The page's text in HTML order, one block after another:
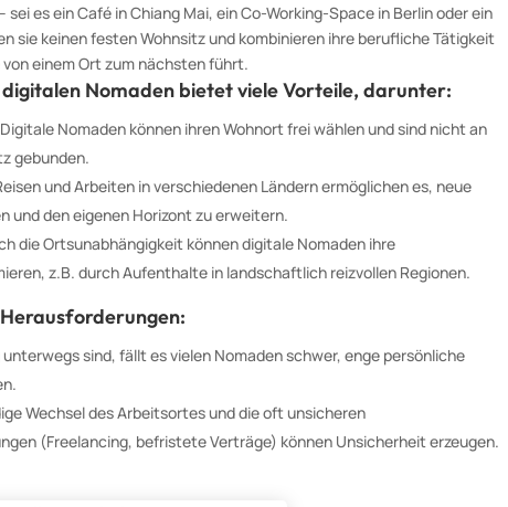
es ein Café in Chiang Mai, ein Co-Working-Space in Berlin oder ein
sie keinen festen Wohnsitz und kombinieren ihre berufliche Tätigkeit
einem Ort zum nächsten führt.
digitalen Nomaden bietet viele Vorteile, darunter:
Nomaden können ihren Wohnort frei wählen und sind nicht an
gebunden.
und Arbeiten in verschiedenen Ländern ermöglichen es, neue
und den eigenen Horizont zu erweitern.
die Ortsunabhängigkeit können digitale Nomaden ihre
z.B. durch Aufenthalte in landschaftlich reizvollen Regionen.
sind, fällt es vielen Nomaden schwer, enge persönliche
Wechsel des Arbeitsortes und die oft unsicheren
(Freelancing, befristete Verträge) können Unsicherheit erzeugen.